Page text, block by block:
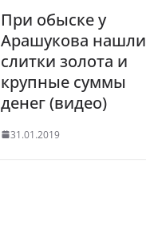
При обыске у
Арашукова нашли
слитки золота и
крупные суммы
денег (видео)
31.01.2019